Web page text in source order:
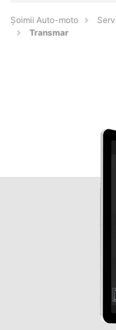
Șoimii Auto-moto
Transmar